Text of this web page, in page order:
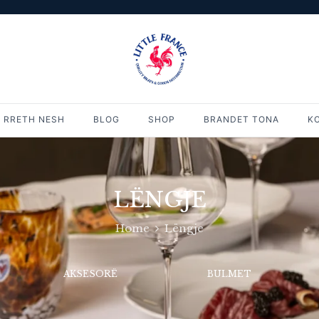
RRETH NESH BLOG SHOP BRANDET TONA
LËNGJE
Home Lëngje
AKSESORË BULMET